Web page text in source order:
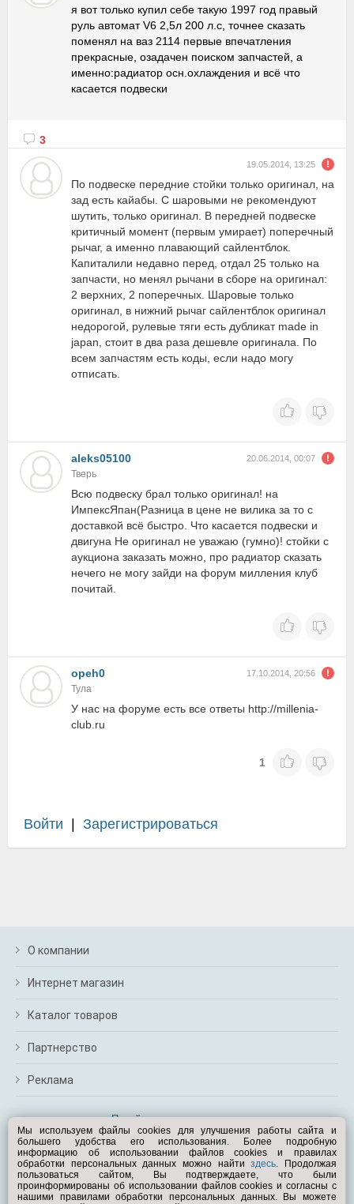
я вот только купил себе такую 1997 год правый
руль автомат V6 2,5л 200 л.с, точнее сказать
поменял на ваз 2114 первые впечатления
прекрасные, озадачен поиском запчастей, а
именно:радиатор осн.охлаждения и всё что
касается подвески
3
19.05.2014, 13:25
По подвеске передние стойки только оригинал, на
зад есть кайабы. С шаровыми не рекомендуют
шутить, только оригинал. В передней подвеске
критичный момент (первым умирает) поперечный
рычаг, а именно плавающий сайлентблок.
Капиталили недавно перед, отдал 25 только на
запчасти, но менял рычани в сборе на оригинал:
2 верхних, 2 поперечных. Шаровые только
оригинал, в нижний рычаг сайлентблок оригинал
недорогой, рулевые тяги есть дубликат made in
japan, стоит в два раза дешевле оригинала. По
всем запчастям есть коды, если надо могу
отписать.
aleks05100 20.06.2014, 00:07
Тверь
Всю подвеску брал только оригинал! на
ИмпексЯпан(Разница в цене не вилика за то с
доставкой всё быстро. Что касается подвески и
двигуна Не оригинал не уважаю (гумно)! стойки с
аукциона заказать можно, про радиатор сказать
нечего не могу зайди на форум милления клуб
почитай.
opeh0 17.10.2014, 20:56
Тула
У нас на форуме есть все ответы http://millenia-
club.ru
1
Войти Зарегистрироваться
О компании
Интернет магазин
Каталог товаров
Партнерство
Реклама
Перейти на полную версию
Вам помочь?
© Exist.ru 1998—2026
Мы используем файлы cookies для улучшения работы сайта и
большего удобства его использования. Более подробную
информацию об использовании файлов cookies и правилах
обработки персональных данных можно найтиздесь. Продолжая
пользоваться сайтом, Вы подтверждаете, что были
проинформированы об использовании файлов cookies и согласны с
нашими правилами обработки персональных данных. Вы можете